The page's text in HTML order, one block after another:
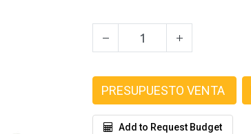
PRESUPUESTO VENTA
Add to Request Budget